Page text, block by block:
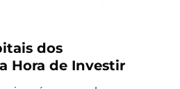
dos
Hora de Investir